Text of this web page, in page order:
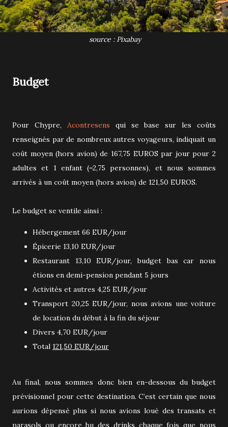
source : Pixabay
Budget
Pour Chypre, Acontresens qui se base sur les coûts
renseignés par de nombreux autres voyageurs, indiquait un
coût moyen (hors avion) de 167,75 EUROS par jour pour 2
adultes et 1 enfant (=2,75 personnes), et nous sommes
arrivés à un coût moyen (hors avion) de 121,50 EUROS.
Le budget se ventile ainsi :
Hébergement 66 EUR/jour
Épicerie 13,10 EUR/jour
Restaurant 13,10 EUR/jour, budget bas car nous
étions en demi-pension pendant 5 jours
Activités et autres 4,25 EUR/jour
Transport 20,25 EUR/jour, nous avions une voiture
de location du début à la fin du séjour
Divers 4,70 EUR/jour
Total 121,50 EUR/jour
Au final, nous sommes donc bien en-dessous du budget
prévisionnel pour cette destination. C’est certain que nous
aurions dépensé plus si nous avions loué des transats et
parasols ou encore bu des drinks chaque fois que nous